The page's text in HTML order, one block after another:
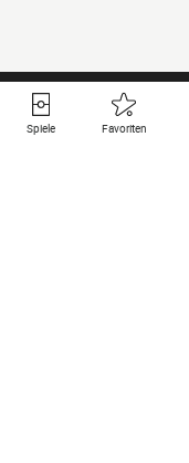
Spiele Favoriten